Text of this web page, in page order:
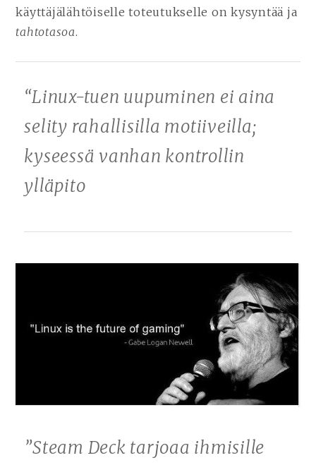
käyttäjälähtöiselle toteutukselle on kysyntää ja
tahtotasoa.
“Linux-tuen uupuminen ei aina
selity rahallisilla motiiveilla;
kyseessä vanhan kontrollin
ylläpito
”Steam Deck tarjoaa ihmisille